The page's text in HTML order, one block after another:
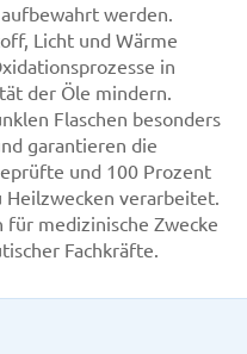
werden.
Licht und Wärme
in
der Öle mindern.
Flaschen besonders
garantieren die
und 100 Prozent
Heilzwecken verarbeitet.
medizinische Zwecke
Fachkräfte.